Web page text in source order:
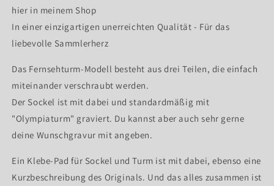
hier in meinem Shop
In einer einzigartigen unerreichten Qualität - Für das
liebevolle Sammlerherz
Das Fernsehturm-Modell besteht aus drei Teilen, die einfach
miteinander verschraubt werden.
Der Sockel ist mit dabei und standardmäßig mit
"Olympiaturm" graviert. Du kannst aber auch sehr gerne
deine Wunschgravur mit angeben.
Ein Klebe-Pad für Sockel und Turm ist mit dabei, ebenso eine
Kurzbeschreibung des Originals. Und das alles zusammen ist